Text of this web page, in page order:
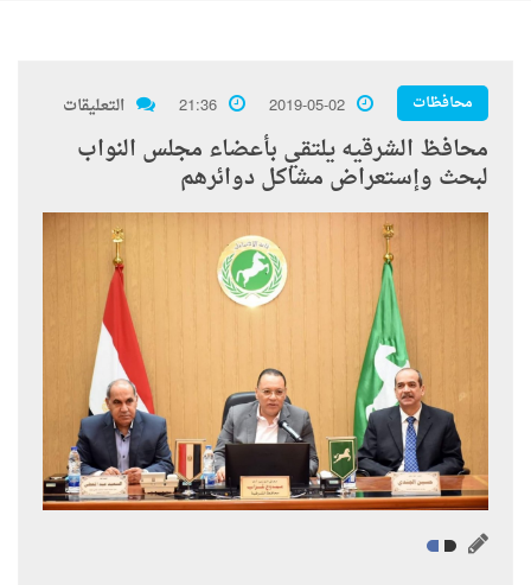
محافظات 2019-05-02
21:36 التعليقات
محافظ الشرقيه يلتقي بأعضاء مجلس النواب
لبحث وإستعراض مشاكل دوائرهم